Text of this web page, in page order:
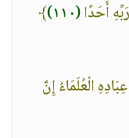
أَحَدًا(١١٠)
﴾
الْعُلَمَاءُ إِنَّ